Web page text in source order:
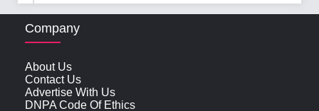
Company
About Us
Contact Us
Advertise With Us
DNPA Code Of Ethics